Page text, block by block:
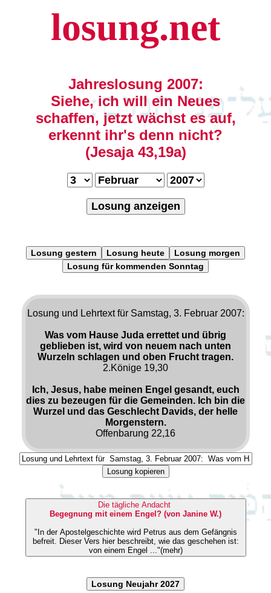
losung.net
Jahreslosung 2007:
Siehe, ich will ein Neues
schaffen, jetzt wächst es auf,
erkennt ihr's denn nicht?
(Jesaja 43,19a)
Losung anzeigen
Losung gestern Losung heute
Losung morgen
Losung für kommenden Sonntag
Losung und Lehrtext für Samstag, 3. Februar 2007:
Was vom Hause Juda errettet und übrig
geblieben ist, wird von neuem nach unten
Wurzeln schlagen und oben Frucht tragen.
2.Könige 19,30
Ich, Jesus, habe meinen Engel gesandt, euch
dies zu bezeugen für die Gemeinden. Ich bin die
Wurzel und das Geschlecht Davids, der helle
Morgenstern.
Offenbarung 22,16
Losung kopieren
Die tägliche Andacht
Begegnung mit einem Engel? (von Janine W.)
"In der Apostelgeschichte wird Petrus aus dem Gefängnis
befreit. Dieser Vers hier beschreibt, wie das geschehen ist:
von einem Engel ..."(mehr)
Losung Neujahr 2027